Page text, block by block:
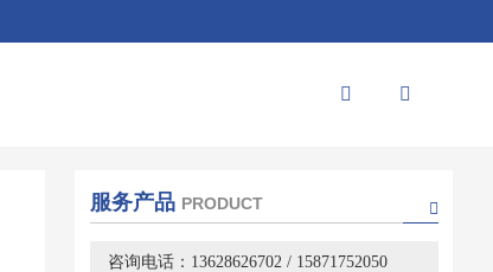
服务产品 PRODUCT
咨询电话：13628626702 / 15871752050